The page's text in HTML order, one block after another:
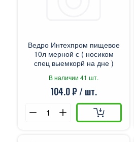
Ведро Интехпром пищевое
10л мерной с ( носиком
спец выемкорй на дне )
В наличии 41 шт.
104.0 ₽ / шт.